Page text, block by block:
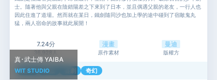
真･武士傳 YAIBA
WIT STUDIO
士。隨著他與父親在陰錯陽差之下來到了日本，並且偶遇父親的老友，一行人也
因此住進了道場。然而就在某日，鐵劍隨同沙也加上學的途中碰到了宿敵鬼丸
猛，兩人宿命的故事就此展開！
7.24分
36,928人
漫畫
原作素材
曼迪
版權方
動作 冒險 喜劇 奇幻